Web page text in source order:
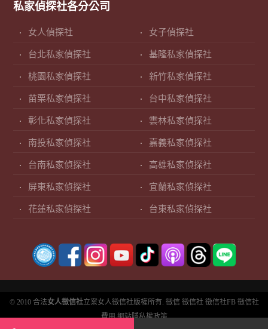
私家偵探社各分公司
女人偵探社 女子偵探社
台北私家偵探社 基隆私家偵探社
桃園私家偵探社 新竹私家偵探社
苗栗私家偵探社 台中私家偵探社
彰化私家偵探社 雲林私家偵探社
南投私家偵探社 嘉義私家偵探社
台南私家偵探社 高雄私家偵探社
屏東私家偵探社 宜蘭私家偵探社
花蓮私家偵探社 台東私家偵探社
© 2010 合法女人徵信社立案女人徵信社版權所有. 徵信 徵信社 徵信社FB 徵信社
費用 網站隱私權政策